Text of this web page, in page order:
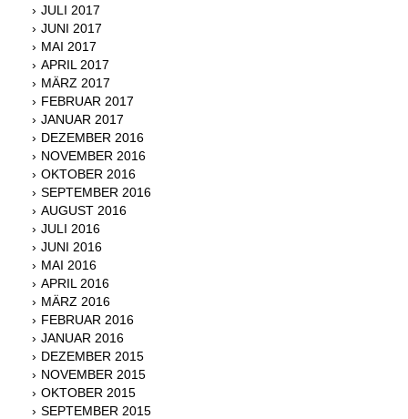
JULI 2017
JUNI 2017
MAI 2017
APRIL 2017
MÄRZ 2017
FEBRUAR 2017
JANUAR 2017
DEZEMBER 2016
NOVEMBER 2016
OKTOBER 2016
SEPTEMBER 2016
AUGUST 2016
JULI 2016
JUNI 2016
MAI 2016
APRIL 2016
MÄRZ 2016
FEBRUAR 2016
JANUAR 2016
DEZEMBER 2015
NOVEMBER 2015
OKTOBER 2015
SEPTEMBER 2015